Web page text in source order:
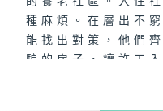
種麻煩。在層出不
能找出對策，他們
騙的房子，讓許工
的尊嚴，又幫助徐